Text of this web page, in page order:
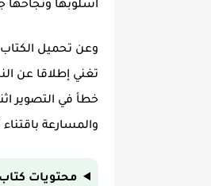
اسلوبها ونجاحها
تغني إطلاقا عن
والمسارعة
محتويات